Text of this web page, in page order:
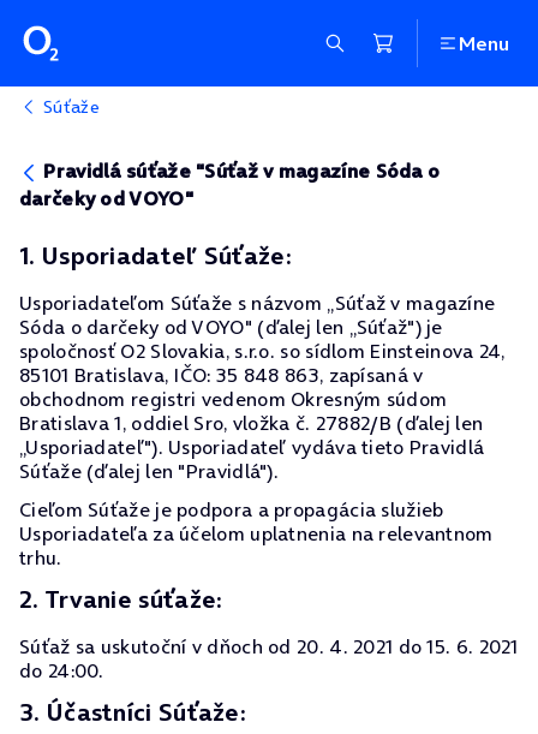
Menu
Súťaže
Pravidlá súťaže "Súťaž v magazíne Sóda o
darčeky od VOYO"
1. Usporiadateľ Súťaže:
Usporiadateľom Súťaže s názvom „Súťaž v magazíne
Sóda o darčeky od VOYO" (ďalej len „Súťaž") je
spoločnosť O2 Slovakia, s.r.o. so sídlom Einsteinova 24,
85101 Bratislava, IČO: 35 848 863, zapísaná v
obchodnom registri vedenom Okresným súdom
Bratislava 1, oddiel Sro, vložka č. 27882/B (ďalej len
„Usporiadateľ"). Usporiadateľ vydáva tieto Pravidlá
Súťaže (ďalej len "Pravidlá").
Cieľom Súťaže je podpora a propagácia služieb
Usporiadateľa za účelom uplatnenia na relevantnom
trhu.
2. Trvanie súťaže:
Súťaž sa uskutoční v dňoch od 20. 4. 2021 do 15. 6. 2021
do 24:00.
3. Účastníci Súťaže: